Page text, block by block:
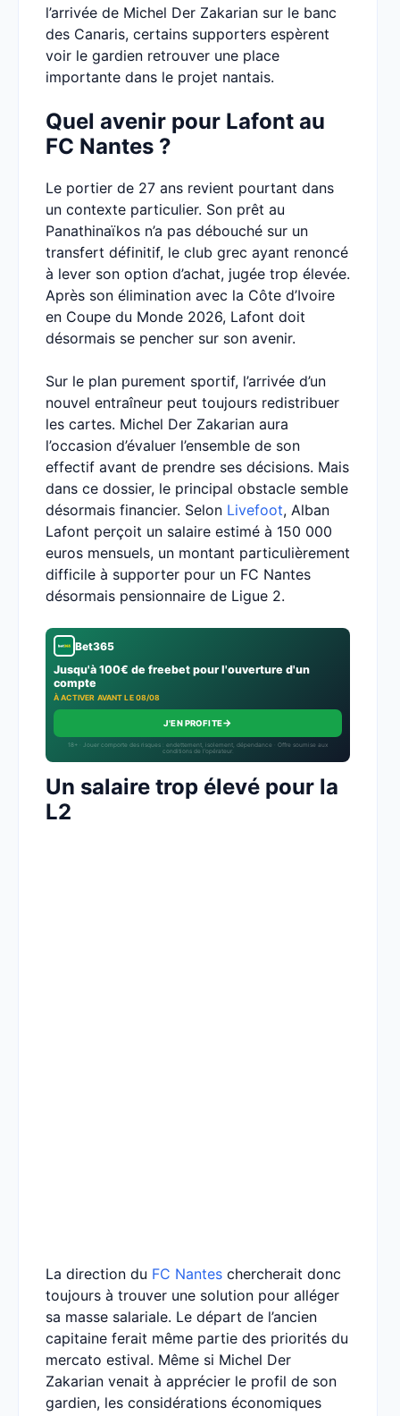
l’arrivée de Michel Der Zakarian sur le banc
des Canaris, certains supporters espèrent
voir le gardien retrouver une place
importante dans le projet nantais.
Quel avenir pour Lafont au
FC Nantes ?
Le portier de 27 ans revient pourtant dans
un contexte particulier. Son prêt au
Panathinaïkos n’a pas débouché sur un
transfert définitif, le club grec ayant renoncé
à lever son option d’achat, jugée trop élevée.
Après son élimination avec la Côte d’Ivoire
en Coupe du Monde 2026, Lafont doit
désormais se pencher sur son avenir.
Sur le plan purement sportif, l’arrivée d’un
nouvel entraîneur peut toujours redistribuer
les cartes. Michel Der Zakarian aura
l’occasion d’évaluer l’ensemble de son
effectif avant de prendre ses décisions. Mais
dans ce dossier, le principal obstacle semble
désormais financier. Selon Livefoot, Alban
Lafont perçoit un salaire estimé à 150 000
euros mensuels, un montant particulièrement
difficile à supporter pour un FC Nantes
désormais pensionnaire de Ligue 2.
Bet365
Jusqu'à 100€ de freebet pour l'ouverture d'un
compte
À ACTIVER AVANT LE 08/08
J'EN PROFITE→
18+ · Jouer comporte des risques : endettement, isolement, dépendance · Offre soumise aux
conditions de l’opérateur.
Un salaire trop élevé pour la
L2
La direction du FC Nantes chercherait donc
toujours à trouver une solution pour alléger
sa masse salariale. Le départ de l’ancien
capitaine ferait même partie des priorités du
mercato estival. Même si Michel Der
Zakarian venait à apprécier le profil de son
gardien, les considérations économiques